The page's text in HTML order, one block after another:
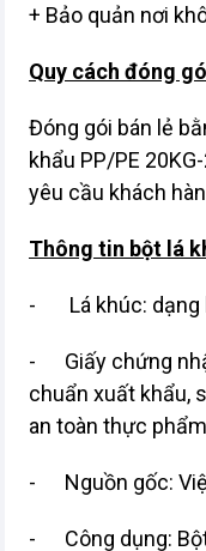
+ Bảo quản nơi
Quy cách đóng
Đóng gói bán lẻ
khẩu PP/PE
yêu cầu khách
Thông tin bột lá
- Lá khúc: dạng
- Giấy chứng
chuẩn xuất khẩu,
an toàn thực
- Nguồn gốc:
- Công dụng: Bột